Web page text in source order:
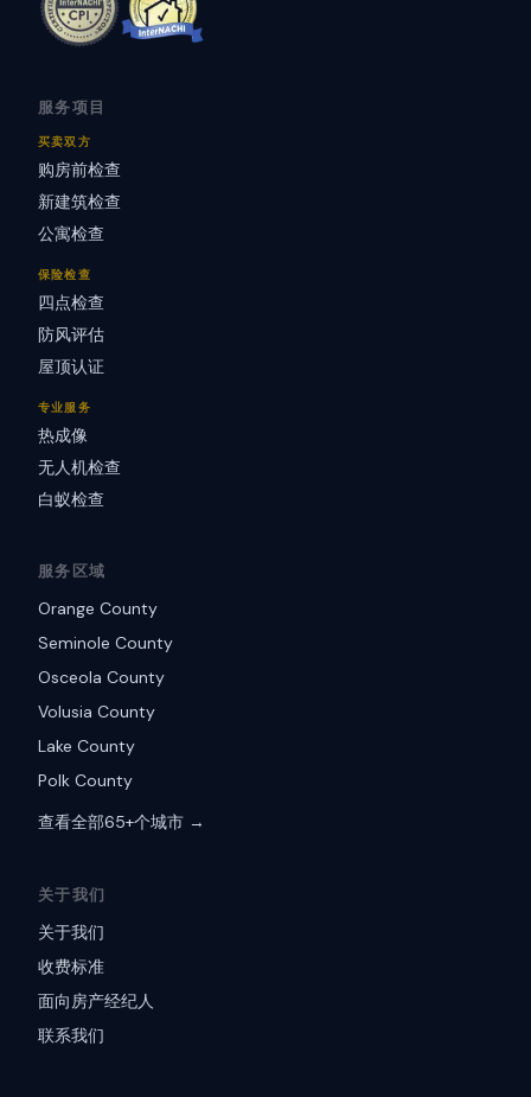
服务项目
买卖双方
购房前检查
新建筑检查
公寓检查
保险检查
四点检查
防风评估
屋顶认证
专业服务
热成像
无人机检查
白蚁检查
服务区域
Orange County
Seminole County
Osceola County
Volusia County
Lake County
Polk County
查看全部65+个城市 →
关于我们
关于我们
收费标准
面向房产经纪人
联系我们